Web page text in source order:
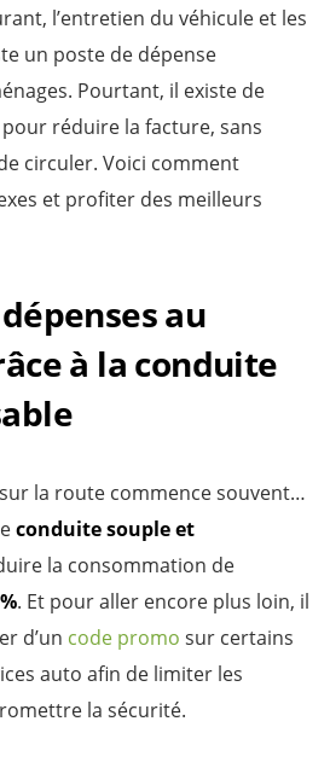
l’entretien du véhicule et les
un poste de dépense
Pourtant, il existe de
réduire la facture, sans
circuler. Voici comment
et profiter des meilleurs
au
à la conduite
la route commence souvent…
conduite souple et
la consommation de
. Et pour aller encore plus loin, il
d’un code promo sur certains
auto afin de limiter les
la sécurité.